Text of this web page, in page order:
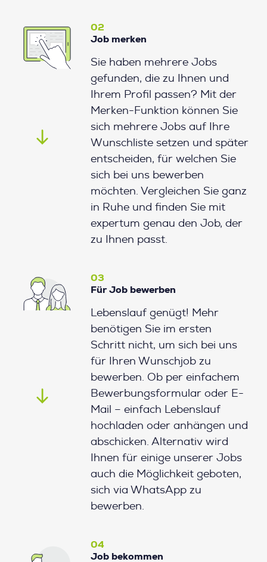
02
Job merken
Sie haben mehrere Jobs
gefunden, die zu Ihnen und
Ihrem Profil passen? Mit der
Merken-Funktion können Sie
sich mehrere Jobs auf Ihre
Wunschliste setzen und später
entscheiden, für welchen Sie
sich bei uns bewerben
möchten. Vergleichen Sie ganz
in Ruhe und finden Sie mit
expertum genau den Job, der
zu Ihnen passt.
03
Für Job bewerben
Lebenslauf genügt! Mehr
benötigen Sie im ersten
Schritt nicht, um sich bei uns
für Ihren Wunschjob zu
bewerben. Ob per einfachem
Bewerbungsformular oder E-
Mail – einfach Lebenslauf
hochladen oder anhängen und
abschicken. Alternativ wird
Ihnen für einige unserer Jobs
auch die Möglichkeit geboten,
sich via WhatsApp zu
bewerben.
04
Job bekommen